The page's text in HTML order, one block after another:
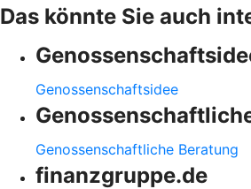
Das könnte Sie auch
Genossenschaftsidee
Genossenschaftliche Beratung
finanzgruppe.de